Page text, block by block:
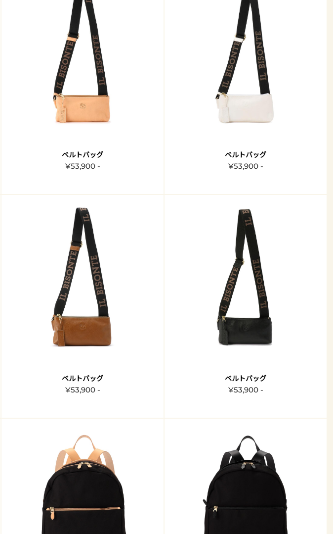
ベルトバッグ
¥53,900 -
ベルトバッグ
¥53,900 -
ベルトバッグ
¥53,900 -
ベルトバッグ
¥53,900 -